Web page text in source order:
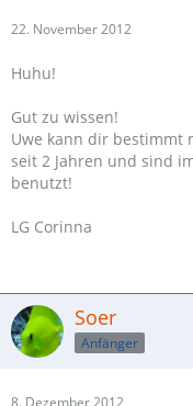
22. November 2012
Huhu!
Gut zu wissen!
Uwe kann dir bestimmt
seit 2 Jahren und sind
benutzt!
LG Corinna
Soer
Anfänger
8. Dezember 2012